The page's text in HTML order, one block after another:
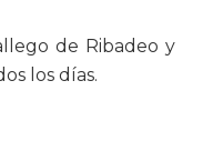
de Ribadeo y
los días.